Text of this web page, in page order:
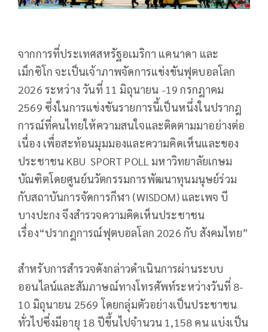
จากการที่ประเทศสหรัฐอเมริกา แคนาดา และ
เม็กซิโก จะเป็นเจ้าภาพจัดการแข่งขันฟุตบอลโลก
2026 ระหว่าง วันที่ 11 มิถุนายน -19 กรกฎาคม
2569 ซึ่งในการแข่งขันรายการนี้เป็นหนึ่งในปรากฎ
การณ์ที่คนไทยให้ความสนใจและติดตามมาอย่างต่อ
เนื่อง เพื่อสะท้อนมุมมองและความคิดเห็นและของ
ประชาชน KBU SPORT POLL มหาวิทยาลัยเกษม
บัณฑิตโดยศูนย์นวัตกรรมการพัฒนาทุนมนุษย์ร่วม
กับสถาบันการจัดการกีฬา (WISDOM) และเพจ บี
บางปะกง จึงสำรวจความคิดเห็นประชาชน
เรื่อง“ปรากฎการณ์ฟุตบอลโลก 2026 กับ สังคมไทย”
สำหรับการสำรวจดังกล่าวดำเนินการผ่านระบบ
ออนไลน์และสัมภาษณ์ทางโทรศัพท์ระหว่างวันที่ 8-
10 มิถุนายน 2569 โดยกลุ่มตัวอย่างเป็นประชาชน
ทั่วไปซี่งมีอายุ 18 ปีขึ้นไปจำนวน 1,158 คน แบ่งเป็น